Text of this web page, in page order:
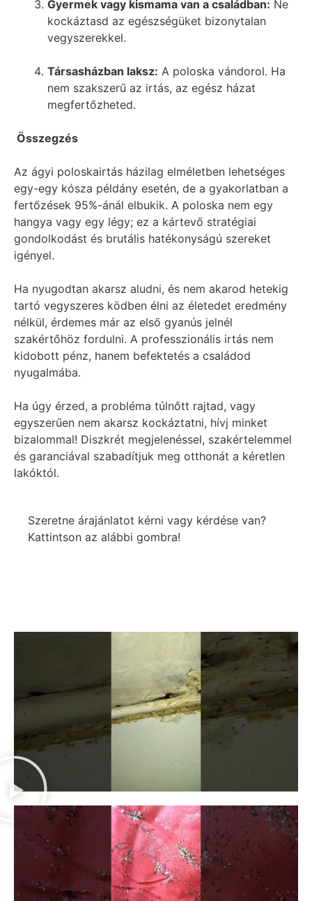
Gyermek vagy kismama van a családban: Ne
kockáztasd az egészségüket bizonytalan
vegyszerekkel.
Társasházban laksz: A poloska vándorol. Ha
nem szakszerű az irtás, az egész házat
megfertőzheted.
Összegzés
Az ágyi poloskairtás házilag elméletben lehetséges
egy-egy kósza példány esetén, de a gyakorlatban a
fertőzések 95%-ánál elbukik. A poloska nem egy
hangya vagy egy légy; ez a kártevő stratégiai
gondolkodást és brutális hatékonyságú szereket
igényel.
Ha nyugodtan akarsz aludni, és nem akarod hetekig
tartó vegyszeres ködben élni az életedet eredmény
nélkül, érdemes már az első gyanús jelnél
szakértőhöz fordulni. A professzionális irtás nem
kidobott pénz, hanem befektetés a családod
nyugalmába.
Ha úgy érzed, a probléma túlnőtt rajtad, vagy
egyszerűen nem akarsz kockáztatni, hívj minket
bizalommal! Diszkrét megjelenéssel, szakértelemmel
és garanciával szabadítjuk meg otthonát a kéretlen
lakóktól.
Szeretne árajánlatot kérni vagy kérdése van?
Kattintson az alábbi gombra!